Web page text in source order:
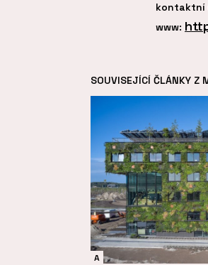
kontaktní
www:
SOUVISEJÍCÍ ČLÁNKY Z
A